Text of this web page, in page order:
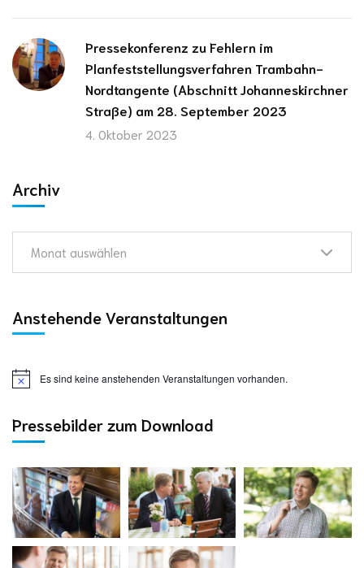
Pressekonferenz zu Fehlern im
Planfeststellungsverfahren Trambahn-
Nordtangente (Abschnitt Johanneskirchner
Straße) am 28. September 2023
4. Oktober 2023
Archiv
Monat auswählen
Anstehende Veranstaltungen
Es sind keine anstehenden Veranstaltungen vorhanden.
Pressebilder zum Download